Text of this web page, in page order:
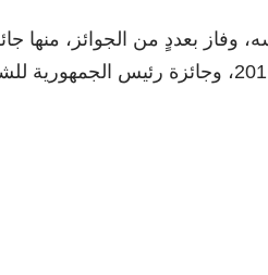
بعددٍ من الجوائز، منها
الثقافية الدولية في الفنون التشكيلية عام 2011، وجائزة رئيس